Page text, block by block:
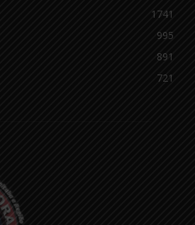
1741
995
891
721